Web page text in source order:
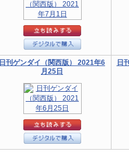
日刊ゲンダイ（関西版） 2021年6
月25日
日